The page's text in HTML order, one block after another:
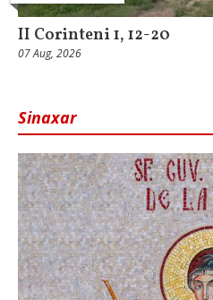
II Corinteni 1, 12-20
07 Aug, 2026
Sinaxar